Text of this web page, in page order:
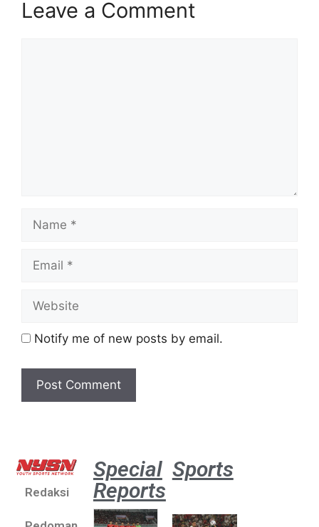
Leave a Comment
Notify me of new posts by email.
Redaksi
Special
Reports
Sports